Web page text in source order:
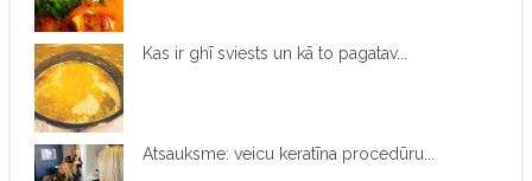
Kas ir ghī sviests un kā to pagatav...
Atsauksme: veicu keratīna procedūru...